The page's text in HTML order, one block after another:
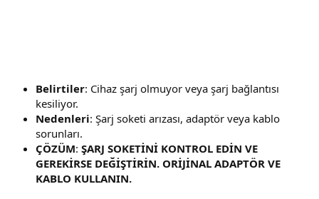
Belirtiler: Cihaz şarj olmuyor veya şarj bağlantısı
kesiliyor.
Nedenleri: Şarj soketi arızası, adaptör veya kablo
sorunları.
ÇÖZÜM: ŞARJ SOKETİNİ KONTROL EDİN VE
GEREKİRSE DEĞİŞTİRİN. ORİJİNAL ADAPTÖR VE
KABLO KULLANIN.